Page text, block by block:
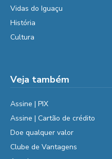
Vidas do Iguaçu
História
Cultura
Veja também
Assine | PIX
Assine | Cartão de crédito
Doe qualquer valor
Clube de Vantagens